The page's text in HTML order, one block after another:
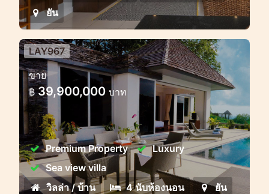
ยัน
วิลล่า 4/5 ห้องนอนระดับพรีเมี่ยม
พร้อมวิวทะเลที่สมบูรณ์แบบในลายัน
LAY967
ขาย
฿ 39,900,000 บาท
Premium Property
Luxury
Sea view villa
วิลล่า / บ้าน
4 นับห้องนอน ยัน